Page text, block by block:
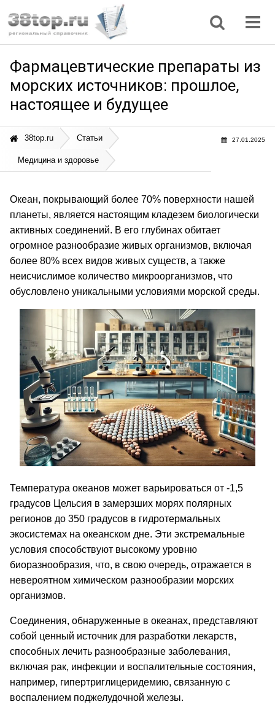
Фармацевтические препараты из
морских источников: прошлое,
настоящее и будущее
27.01.2025
38top.ru Статьи
Медицина и здоровье
Океан, покрывающий более 70% поверхности нашей
планеты, является настоящим кладезем биологически
активных соединений. В его глубинах обитает
огромное разнообразие живых организмов, включая
более 80% всех видов живых существ, а также
неисчислимое количество микроорганизмов, что
обусловлено уникальными условиями морской среды.
Температура океанов может варьироваться от -1,5
градусов Цельсия в замерзших морях полярных
регионов до 350 градусов в гидротермальных
экосистемах на океанском дне. Эти экстремальные
условия способствуют высокому уровню
биоразнообразия, что, в свою очередь, отражается в
невероятном химическом разнообразии морских
организмов.
Соединения, обнаруженные в океанах, представляют
собой ценный источник для разработки лекарств,
способных лечить разнообразные заболевания,
включая рак, инфекции и воспалительные состояния,
например, гипертриглицеридемию, связанную с
воспалением поджелудочной железы.